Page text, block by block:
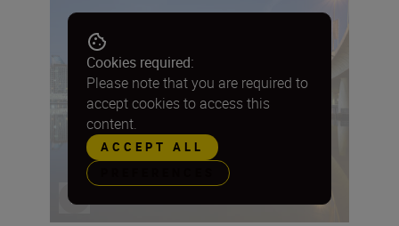
Cookies required:
Please note that you are required to
accept cookies to access this
content.
ACCEPT ALL